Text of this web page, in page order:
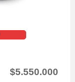
$5.550.000